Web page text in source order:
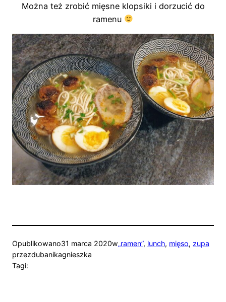
Można też zrobić mięsne klopsiki i dorzucić do
ramenu
Opublikowano31 marca 2020w„ramen”, lunch, mięso, zupa
przezdubanikagnieszka
Tagi: